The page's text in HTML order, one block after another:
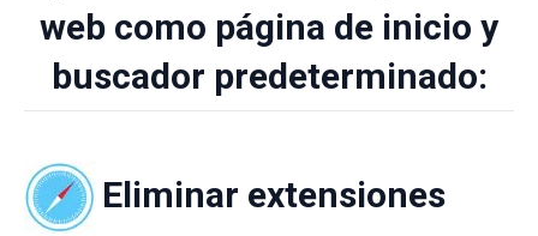
web como página de inicio y
buscador predeterminado:
Eliminar extensiones